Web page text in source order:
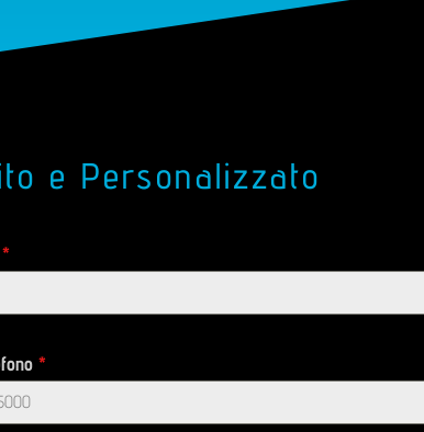
e Personalizzato
*
*